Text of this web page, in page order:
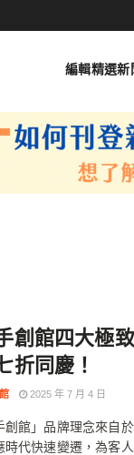
編輯精選新
創館四大極
折同慶！
2025 年 7 月 4 日
創館」品牌理念來自
時代快速變遷，為客